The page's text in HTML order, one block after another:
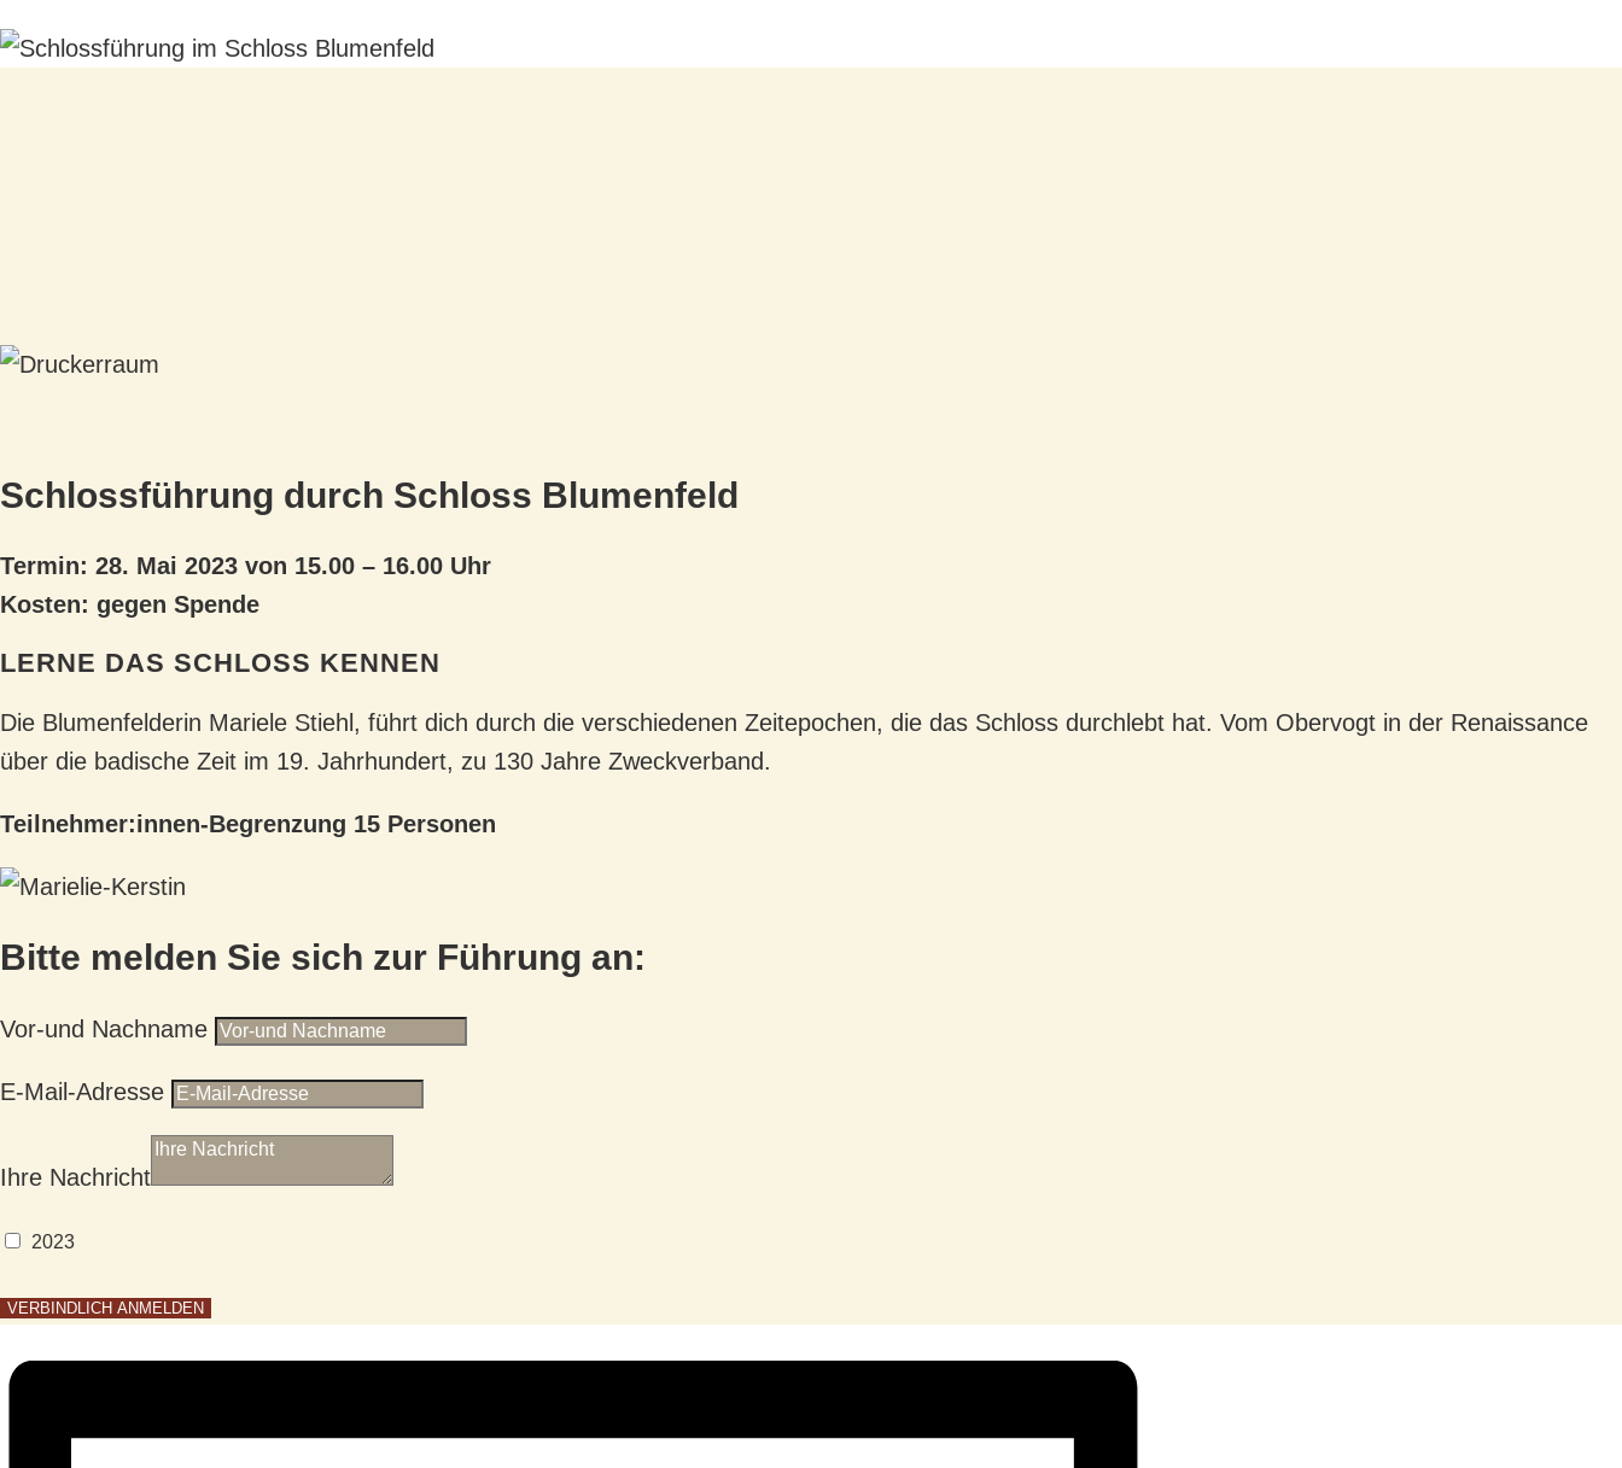
Schlossführung durch Schloss Blumenfeld
Termin: 28. Mai 2023 von 15.00 – 16.00 Uhr
Kosten: gegen Spende
LERNE DAS SCHLOSS KENNEN
Die Blumenfelderin Mariele Stiehl, führt dich durch die verschiedenen Zeitepochen, die das Schloss durchlebt hat. Vom Obervogt in der Renaissance
über die badische Zeit im 19. Jahrhundert, zu 130 Jahre Zweckverband.
Teilnehmer:innen-Begrenzung 15 Personen
Bitte melden Sie sich zur Führung an:
Vor-und Nachname
E-Mail-Adresse
Ihre Nachricht
2023
VERBINDLICH ANMELDEN